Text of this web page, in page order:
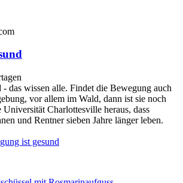
das wissen alle. Findet die Bewegung auch
vor allem im Wald, dann ist sie noch
Universität Charlottesville heraus, dass
und Rentner sieben Jahre länger leben.
ist gesund